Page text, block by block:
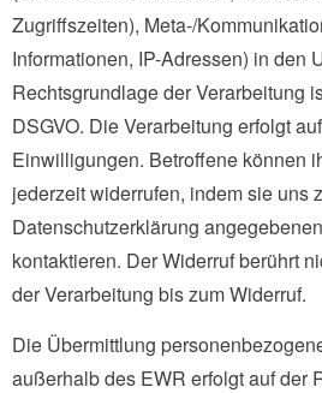
Zugriffszeiten), Meta-/
Informationen, IP-Adressen) in den
Rechtsgrundlage der Verarbeitung
DSGVO. Die Verarbeitung erfolgt
Einwilligungen. Betroffene können
jederzeit widerrufen, indem sie uns
Datenschutzerklärung
kontaktieren. Der Widerruf berührt
der Verarbeitung bis zum Widerruf.
Die Übermittlung
außerhalb des EWR erfolgt auf der